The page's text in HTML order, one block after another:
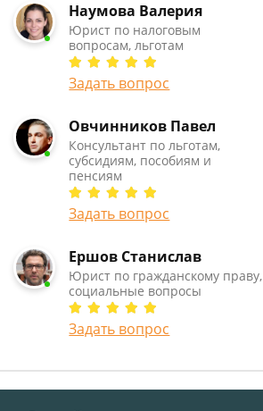
Наумова Валерия
Юрист по налоговым
вопросам, льготам
Задать вопрос
Овчинников Павел
Консультант по льготам,
субсидиям, пособиям и
пенсиям
Задать вопрос
Ершов Станислав
Юрист по гражданскому праву,
социальные вопросы
Задать вопрос